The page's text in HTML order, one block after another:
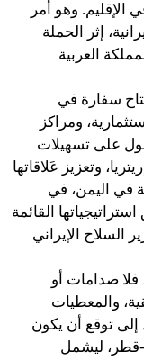
الإقليم. وهو أمر
إثر الحملة
العربية
سفارة في
ومراكز
على تسهيلات
وتعزيز عَلاقاتها
في اليمن، في
القائمة
السلاح الإيراني
فلا صدامات أو
والمعطيات
إلى توقع أن يكون
قطر، ليشمل